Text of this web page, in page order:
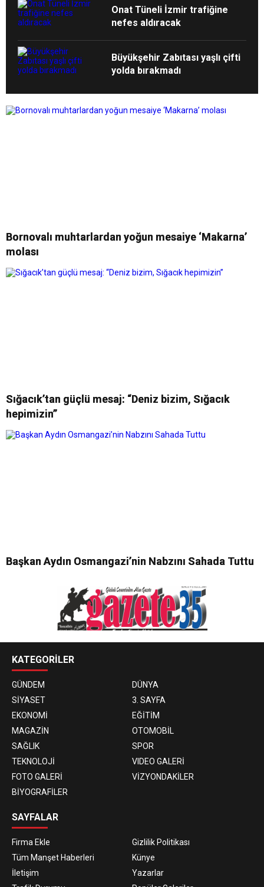
Onat Tüneli İzmir trafiğine
nefes aldıracak
Büyükşehir Zabıtası yaşlı çifti
yolda bırakmadı
Bornovalı muhtarlardan yoğun mesaiye ‘Makarna’
molası
Sığacık’tan güçlü mesaj: “Deniz bizim, Sığacık
hepimizin”
Başkan Aydın Osmangazi’nin Nabzını Sahada Tuttu
KATEGORİLER
GÜNDEM
DÜNYA
SİYASET
3. SAYFA
EKONOMİ
EĞİTİM
MAGAZİN
OTOMOBİL
SAĞLIK
SPOR
TEKNOLOJİ
VIDEO GALERİ
FOTO GALERİ
VİZYONDAKİLER
BİYOGRAFİLER
SAYFALAR
Firma Ekle
Gizlilik Politikası
Tüm Manşet Haberleri
Künye
İletişim
Yazarlar